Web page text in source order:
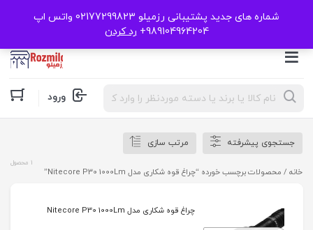
شماره های جدید پشتیبانی رزمیلو 02177299823 واتس اپ
989104964204+
رد کردن
Products
search ورود
جستجوی پیشرفته مرتب سازی
خانه / محصولات برچسب خورده “چراغ قوه شکاری مدل Nitecore P30 1000Lm”
1 محصول
چراغ قوه شکاری مدل Nitecore P30 1000Lm